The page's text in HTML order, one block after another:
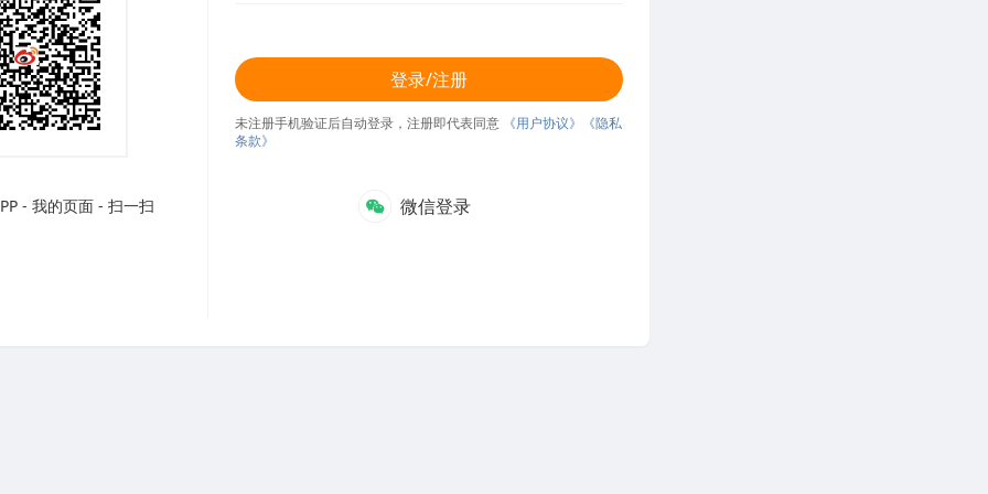
- 我的页面 - 扫一扫
登录/注册
未注册手机验证后自动登录，注册即代表同意 《用户协议》
《隐私
条款》
微信登录